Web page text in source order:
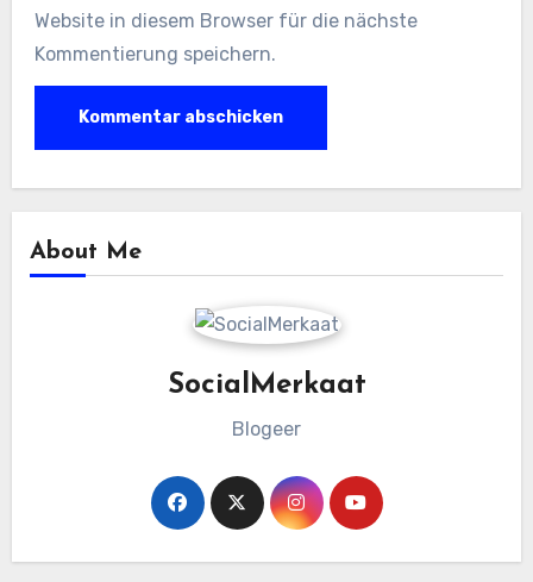
Website in diesem Browser für die nächste
Kommentierung speichern.
About Me
SocialMerkaat
Blogeer